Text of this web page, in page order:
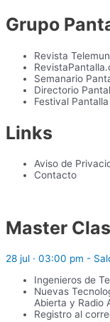
Grupo
Revista
Semanario
Directorio
Festival Pantalla
Links
Aviso de
Contacto
Master
28 jul · 03:00 pm -
Ingenieros de
Nuevas
Abierta y Radio
Registro al